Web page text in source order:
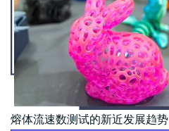
熔体流速数测试的新近发展趋势